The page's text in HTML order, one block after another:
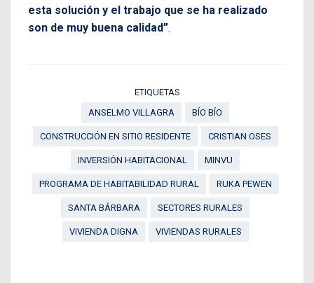
esta solución y el trabajo que se ha realizado
son de muy buena calidad”.
ETIQUETAS
ANSELMO VILLAGRA
BÍO BÍO
CONSTRUCCIÓN EN SITIO RESIDENTE CRISTIAN OSES
INVERSIÓN HABITACIONAL MINVU
PROGRAMA DE HABITABILIDAD RURAL RUKA PEWEN
SANTA BÁRBARA SECTORES RURALES
VIVIENDA DIGNA VIVIENDAS RURALES